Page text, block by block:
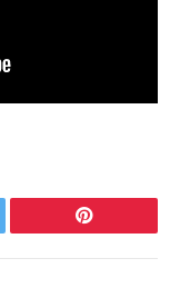
Pinterest